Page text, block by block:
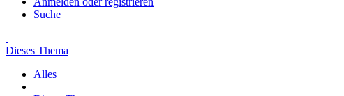
Suche
Dieses Thema
Alles